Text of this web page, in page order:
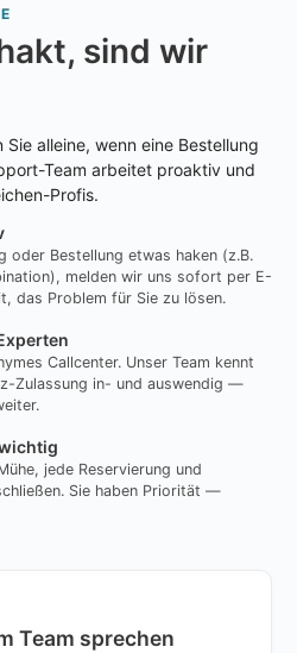
sind wir
alleine, wenn eine Bestellung
Team arbeitet proaktiv und
Profis.
oder Bestellung etwas haken (z.B.
melden wir uns sofort per E-
das Problem für Sie zu lösen.
Callcenter. Unser Team kennt
Zulassung in- und auswendig —
jede Reservierung und
Sie haben Priorität —
Team sprechen